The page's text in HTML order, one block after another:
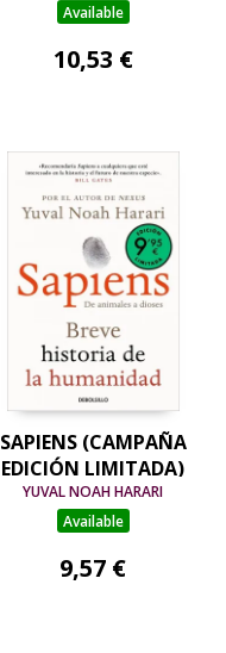
Available
10,53 €
SAPIENS (CAMPAÑA
EDICIÓN LIMITADA)
YUVAL NOAH HARARI
Available
9,57 €